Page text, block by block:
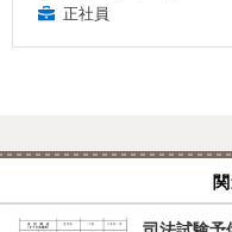
正社員